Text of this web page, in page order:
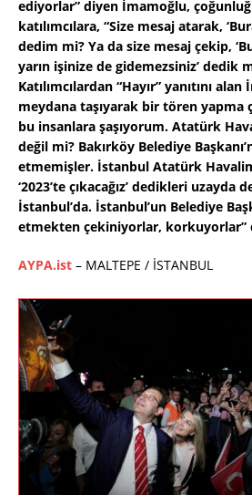
ediyorlar” diyen İmamoğlu,
katılımcılara, “Size mesaj atarak,
dedim mi? Ya da size mesaj çekip,
yarın işinize de gidemezsiniz’ dedik
Katılımcılardan “Hayır” yanıtını
meydana taşıyarak bir tören yapma
bu insanlara şaşıyorum. Atatürk
değil mi? Bakırköy Belediye
etmemişler. İstanbul Atatürk
‘2023’te çıkacağız’ dedikleri uzayda
İstanbul’da. İstanbul’un Belediye
etmekten çekiniyorlar, korkuyorlar”
AYPA.ist – MALTEPE / İSTANBUL